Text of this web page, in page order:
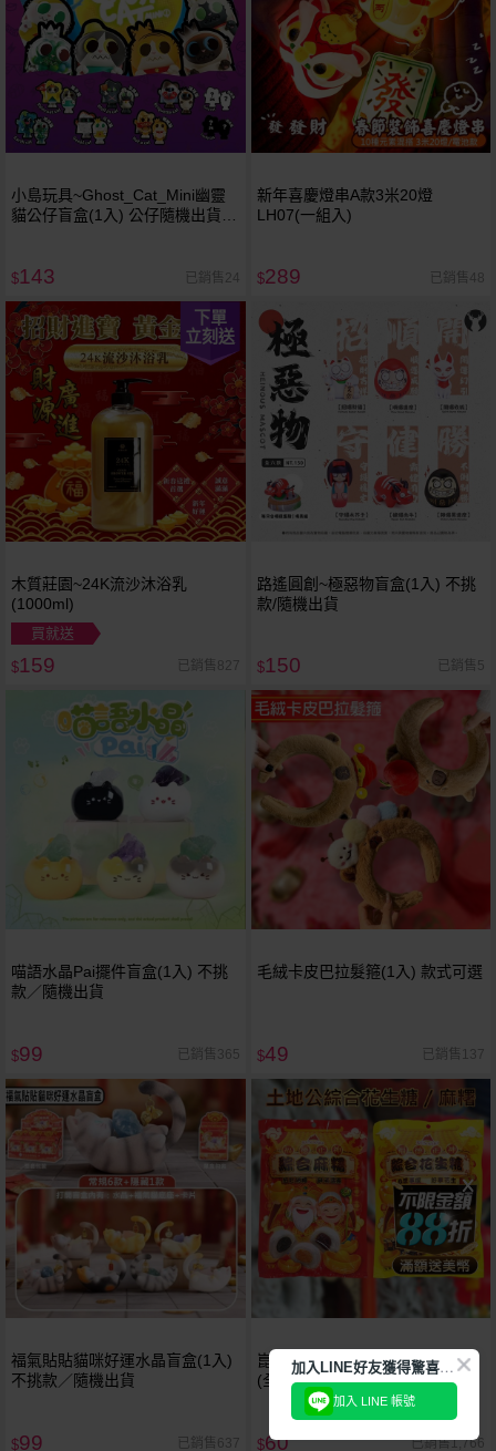
小島玩具~Ghost_Cat_Mini幽靈
貓公仔盲盒(1入) 公仔隨機出貨
$143 已銷售24
新年喜慶燈串A款3米20燈
LH07(一組入)
$289 已銷售48
下單
立刻送
木質莊園~24K流沙沐浴乳
(1000ml)
買就送
$159 已銷售827
路遙圓創~極惡物盲盒(1入) 不挑
款/隨機出貨
$150 已銷售5
喵語水晶Pai擺件盲盒(1入) 不挑
款／隨機出貨
$99 已銷售365
毛絨卡皮巴拉髮箍(1入) 款式可選
$49 已銷售137
福氣貼貼貓咪好運水晶盲盒(1入)
不挑款／隨機出貨
$99 已銷售637
崑崎~土地公綜合花生糖／麻糬
(全素)150g 款式可選
$60 已銷售1,766
加
入LINE好友獲得驚喜折扣!
加入 LINE 帳號